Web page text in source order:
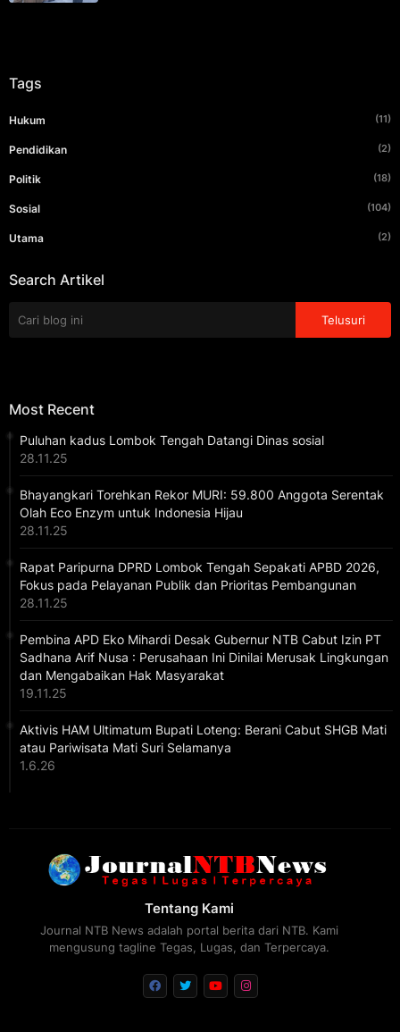
Tags
Hukum (11)
Pendidikan (2)
Politik (18)
Sosial (104)
Utama (2)
Search Artikel
Most Recent
Puluhan kadus Lombok Tengah Datangi Dinas sosial
28.11.25
Bhayangkari Torehkan Rekor MURI: 59.800 Anggota Serentak
Olah Eco Enzym untuk Indonesia Hijau
28.11.25
Rapat Paripurna DPRD Lombok Tengah Sepakati APBD 2026,
Fokus pada Pelayanan Publik dan Prioritas Pembangunan
28.11.25
Pembina APD Eko Mihardi Desak Gubernur NTB Cabut Izin PT
Sadhana Arif Nusa : Perusahaan Ini Dinilai Merusak Lingkungan
dan Mengabaikan Hak Masyarakat
19.11.25
Aktivis HAM Ultimatum Bupati Loteng: Berani Cabut SHGB Mati
atau Pariwisata Mati Suri Selamanya
1.6.26
Tentang Kami
Journal NTB News adalah portal berita dari NTB. Kami
mengusung tagline Tegas, Lugas, dan Terpercaya.